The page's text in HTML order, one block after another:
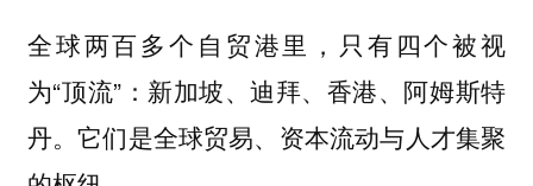
全球两百多个自贸港里，只有四个被视
为“顶流”：新加坡、迪拜、香港、阿姆斯特
丹。它们是全球贸易、资本流动与人才集聚